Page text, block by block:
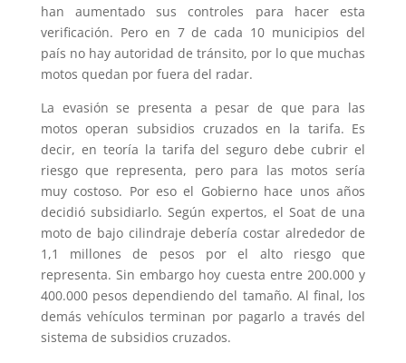
han aumentado sus controles para hacer esta
verificación. Pero en 7 de cada 10 municipios del
país no hay autoridad de tránsito, por lo que muchas
motos quedan por fuera del radar.
La evasión se presenta a pesar de que para las
motos operan subsidios cruzados en la tarifa. Es
decir, en teoría la tarifa del seguro debe cubrir el
riesgo que representa, pero para las motos sería
muy costoso. Por eso el Gobierno hace unos años
decidió subsidiarlo. Según expertos, el Soat de una
moto de bajo cilindraje debería costar alrededor de
1,1 millones de pesos por el alto riesgo que
representa. Sin embargo hoy cuesta entre 200.000 y
400.000 pesos dependiendo del tamaño. Al final, los
demás vehículos terminan por pagarlo a través del
sistema de subsidios cruzados.